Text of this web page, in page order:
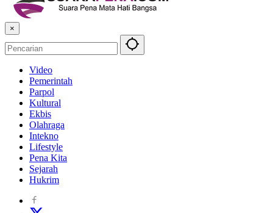
×
Video
Pemerintah
Parpol
Kultural
Ekbis
Olahraga
Intekno
Lifestyle
Pena Kita
Sejarah
Hukrim